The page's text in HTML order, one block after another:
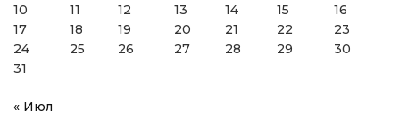
10
11 12 13 14 15
16
17
18 19 20 21 22
23
24
25 26 27 28 29
30
31
« Июл